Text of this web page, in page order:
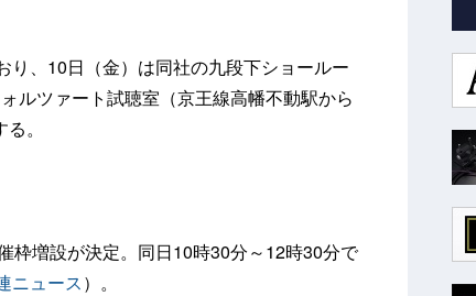
り、10日（金）は同社の九段下ショールー
ルツァート試聴室（京王線高幡不動駅から
。
枠増設が決定。同日10時30分～12時30分で
ニュース）。